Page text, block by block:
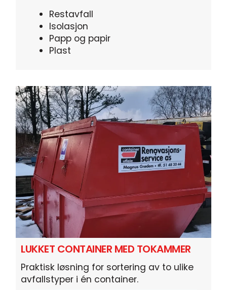
Restavfall
Isolasjon
Papp og papir
Plast
LUKKET CONTAINER MED TOKAMMER
Praktisk løsning for sortering av to ulike
avfallstyper i én container.